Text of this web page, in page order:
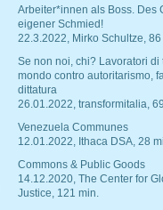
Arbeiter*innen als Boss. Des
eigener Schmied!
22.3.2022, Mirko Schultze, 86
Se non noi, chi? Lavoratori di
mondo contro autoritarismo,
dittatura
26.01.2022, transformitalia,
Venezuela Communes
12.01.2022, Ithaca DSA, 28
Commons & Public Goods
14.12.2020, The Center for
Justice, 121 min.